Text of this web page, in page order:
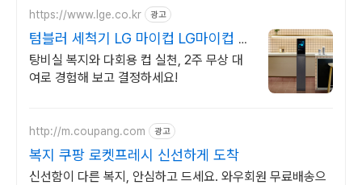
https://www.lge.co.kr 광고
텀블러 세척기 LG 마이컵 LG마이컵 무
상대여신청
탕비실 복지와 다회용 컵 실천, 2주 무상 대
여로 경험해 보고 결정하세요!
http://m.coupang.com 광고
복지 쿠팡 로켓프레시 신선하게 도착
신선함이 다른 복지, 안심하고 드세요. 와우회원 무료배송으